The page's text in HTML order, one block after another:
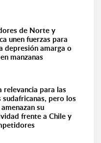
de Norte y
unen fuerzas para
depresión amarga o
manzanas
relevancia para las
sudafricanas, pero los
su
frente a Chile y